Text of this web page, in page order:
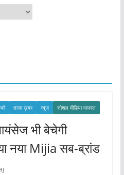
ताज़ा ख़बर न्यूज़ सोशल मीडिया वायरल
भी बेचेगी
नया Mijia सब-ब्रांड